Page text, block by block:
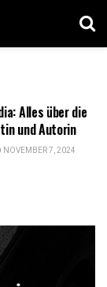
Alles über die
und Autorin
NOVEMBER 7, 2024